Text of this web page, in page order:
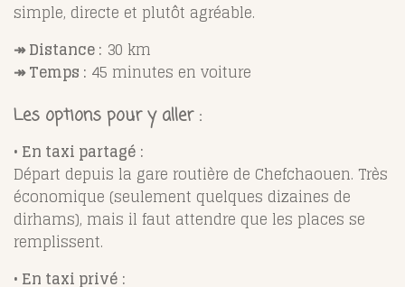
simple, directe et plutôt agréable.
↠ Distance : 30 km
↠ Temps : 45 minutes en voiture
Les options pour y aller :
• En taxi partagé :
Départ depuis la gare routière de Chefchaouen. Très
économique (seulement quelques dizaines de
dirhams), mais il faut attendre que les places se
remplissent.
• En taxi privé :